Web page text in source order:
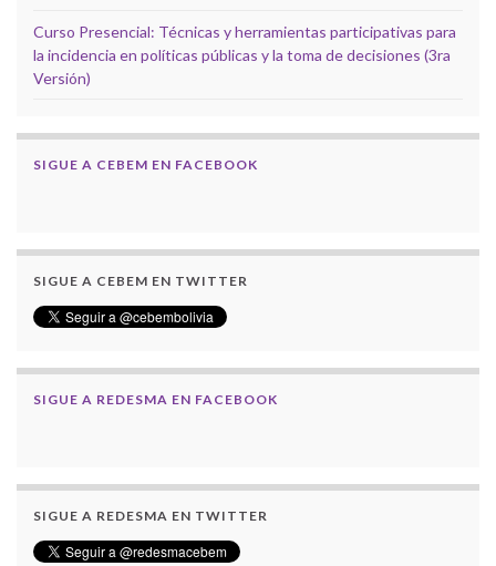
Curso Presencial: Técnicas y herramientas participativas para
la incidencia en políticas públicas y la toma de decisiones (3ra
Versión)
SIGUE A CEBEM EN FACEBOOK
SIGUE A CEBEM EN TWITTER
SIGUE A REDESMA EN FACEBOOK
SIGUE A REDESMA EN TWITTER